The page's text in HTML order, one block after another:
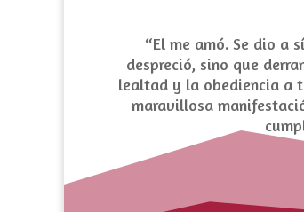
“El me amó. Se dio a
despreció, sino que
lealtad y la obediencia a
maravillosa